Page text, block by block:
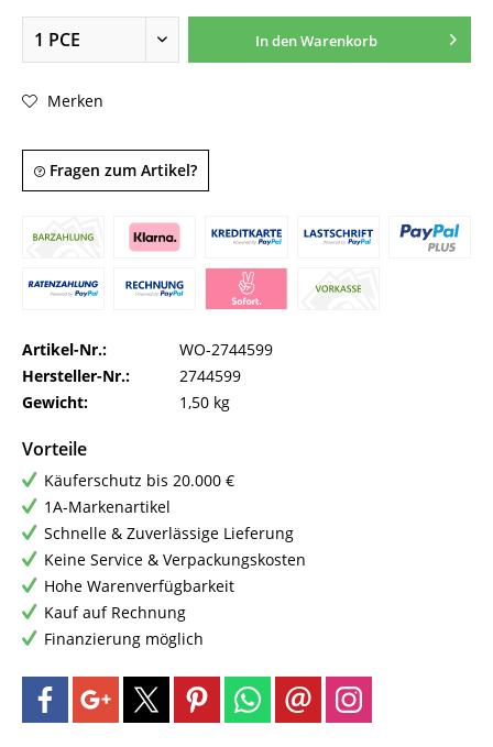
In denWarenkorb
Merken
Fragen zum Artikel?
Artikel-Nr.:
WO-2744599
Hersteller-Nr.:
2744599
Gewicht:
1,50 kg
Vorteile
Käuferschutz bis 20.000 €
1A-Markenartikel
Schnelle & Zuverlässige Lieferung
Keine Service & Verpackungskosten
Hohe Warenverfügbarkeit
Kauf auf Rechnung
Finanzierung möglich